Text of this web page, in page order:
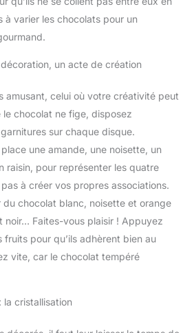
à varier les chocolats pour un
un acte de création
amusant, celui où votre créativité peut
le chocolat ne fige, disposez
sur chaque disque.
une amande, une noisette, un
raisin, pour représenter les quatre
à créer vos propres associations.
chocolat blanc, noisette et orange
noir… Faites-vous plaisir ! Appuyez
fruits pour qu’ils adhèrent bien au
vite, car le chocolat tempéré
la cristallisation